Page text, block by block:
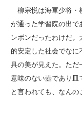
柳宗悦は海軍少将・
が通った学習院の出
ンボンだったわけだ
的安定した社会でな
具の美が見えた。た
意味のない壺であり
と言われても、なんの